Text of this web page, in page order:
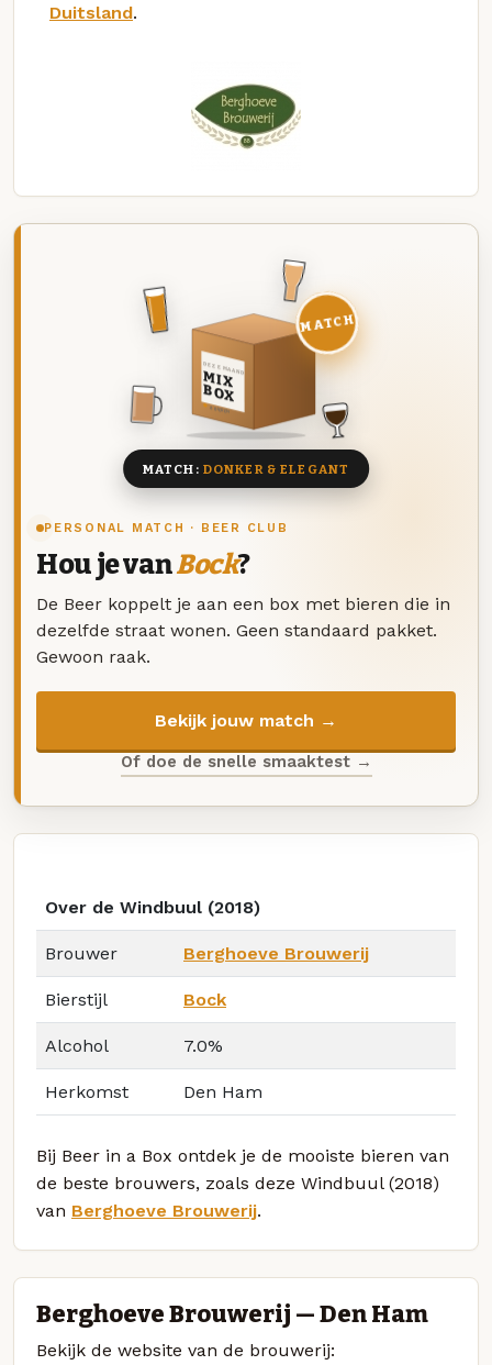
Duitsland.
PERSONAL MATCH · BEER CLUB
Hou je vanBock?
De Beer koppelt je aan een box met bieren die in
dezelfde straat wonen. Geen standaard pakket.
Gewoon raak.
Bekijk jouw match →
Of doe de snelle smaaktest →
DEZE MAAND
MIX
BOX
8 BIEREN
MATCH
MATCH: DONKER & ELEGANT
Over de Windbuul (2018)
Brouwer Berghoeve Brouwerij
Bierstijl Bock
Alcohol 7.0%
Herkomst Den Ham
Bij Beer in a Box ontdek je de mooiste bieren van
de beste brouwers, zoals deze Windbuul (2018)
van Berghoeve Brouwerij.
Berghoeve Brouwerij — Den Ham
Bekijk de website van de brouwerij: